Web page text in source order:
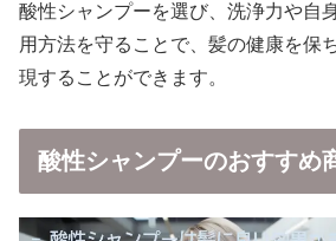
酸性シャンプーを選び、洗浄力や自
用方法を守ることで、髪の健康を保
現することができます。
酸性シャンプーのおすすめ